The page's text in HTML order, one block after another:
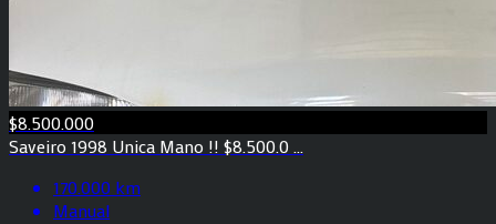
$8.500.000
Saveiro 1998 Unica Mano !! $8.500.0 ...
170.000 km
Manual